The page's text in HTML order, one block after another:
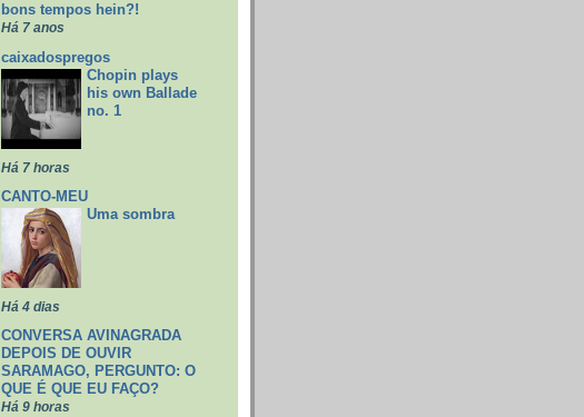
bons tempos hein?!
Há 7 anos
caixadospregos
Chopin plays
his own Ballade
no. 1
Há 7 horas
CANTO-MEU
Uma sombra
Há 4 dias
CONVERSA AVINAGRADA
DEPOIS DE OUVIR
SARAMAGO, PERGUNTO: O
QUE É QUE EU FAÇO?
Há 9 horas